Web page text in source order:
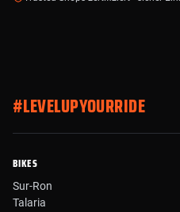
#LEVELUPYOURRIDE
BIKES
Sur-Ron
Talaria